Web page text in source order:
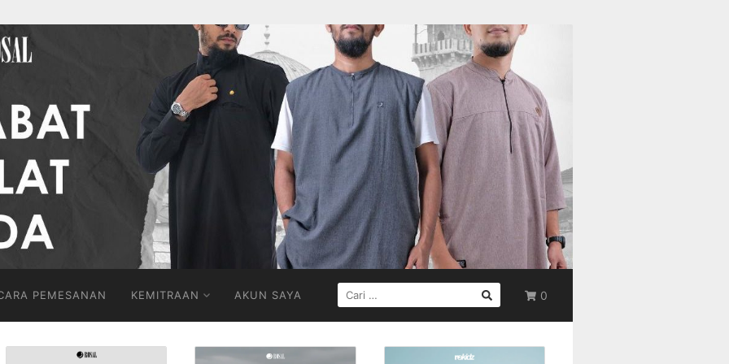
0
PEMESANAN KEMITRAAN AKUN SAYA
CARI
UNTUK: